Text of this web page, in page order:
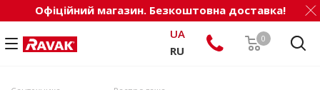
Офіційний магазин. Безкоштовна доставка!
0
UA
RU